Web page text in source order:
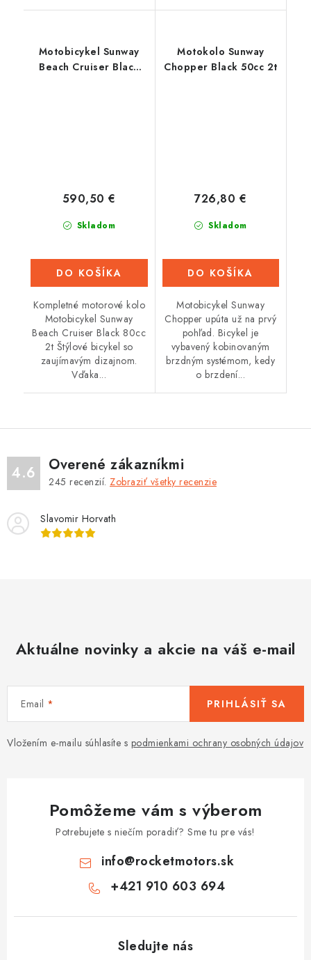
Motobicykel Sunway
Beach Cruiser Black
Skladom
590,50 €
DO KOŠÍKA
Kompletné motorové kolo
Motobicykel Sunway
Beach Cruiser Black 80cc
2t Štýlové bicykel so
zaujímavým dizajnom.
Vďaka...
Motokolo Sunway
Chopper Black 50cc 2t
Skladom
726,80 €
DO KOŠÍKA
Motobicykel Sunway
Chopper upúta už na prvý
pohľad. Bicykel je
vybavený kobinovaným
brzdným systémom, kedy
o brzdení...
4.6 Overené zákazníkmi
245 recenzií. Zobraziť všetky recenzie
Slavomir Horvath
Aktuálne novinky a akcie na váš e-mail
Email
Vložením e-mailu súhlasíte s podmienkami ochrany osobných údajov
PRIHLÁSIŤ SA
Pomôžeme vám s výberom
Potrebujete s niečím poradiť? Sme tu pre vás!
info@rocketmotors.sk
+421 910 603 694